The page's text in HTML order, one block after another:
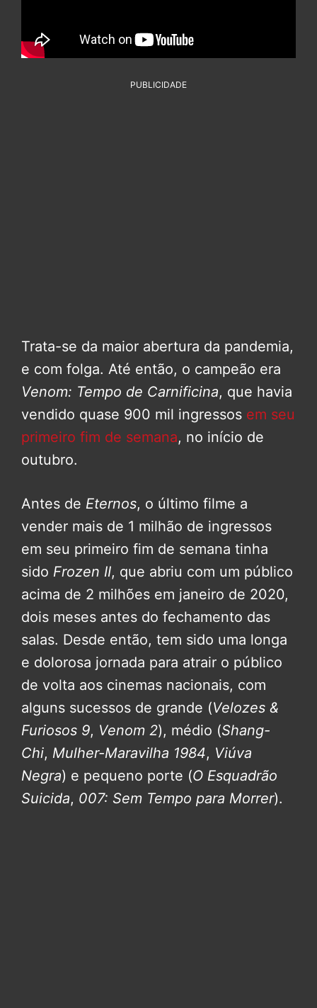
PUBLICIDADE
Trata-se da maior abertura da pandemia,
e com folga. Até então, o campeão era
Venom: Tempo de Carnificina, que havia
vendido quase 900 mil ingressos em seu
primeiro fim de semana, no início de
outubro.
Antes de Eternos, o último filme a
vender mais de 1 milhão de ingressos
em seu primeiro fim de semana tinha
sido Frozen II, que abriu com um público
acima de 2 milhões em janeiro de 2020,
dois meses antes do fechamento das
salas. Desde então, tem sido uma longa
e dolorosa jornada para atrair o público
de volta aos cinemas nacionais, com
alguns sucessos de grande (Velozes &
Furiosos 9, Venom 2), médio (Shang-
Chi, Mulher-Maravilha 1984, Viúva
Negra) e pequeno porte (O Esquadrão
Suicida, 007: Sem Tempo para Morrer).